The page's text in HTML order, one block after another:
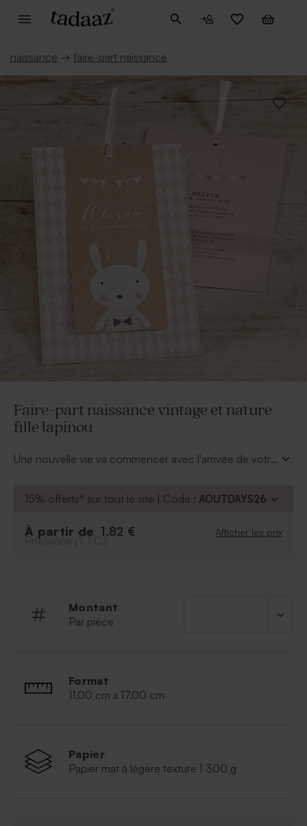
naissance → faire-part naissance
Faire-part naissance vintage et nature
fille lapinou
Une nouvelle vie va commencer avec l'arrivée de votre
poudrées annoncera la bonne nouvelle à tous vos
rose est livré d'office.
15% offerts* sur tout le site | Code : AOUTDAYS26
À partir de 1,82 € Afficher les prix
Prix/pièce (T.T.C.)
Montant
Par pièce
Format
11,00 cm x 17,00 cm
Papier
Papier mat à légère texture | 300 g